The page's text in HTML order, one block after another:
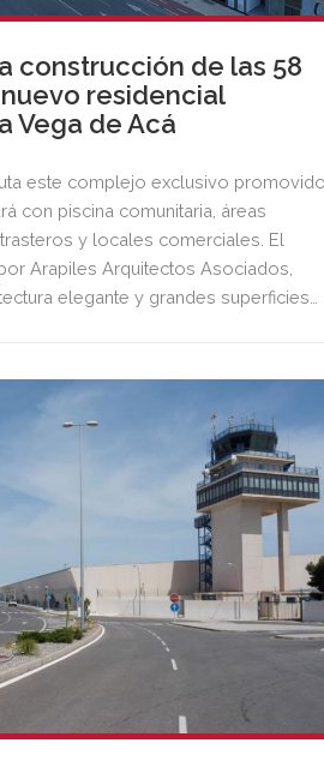
construcción de las 58
residencial
Vega de Acá
este complejo exclusivo
con piscina comunitaria, áreas
y locales comerciales. El
Arapiles Arquitectos Asociados,
elegante y grandes superficies